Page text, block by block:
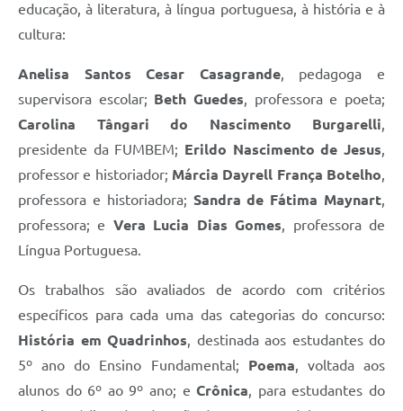
educação, à literatura, à língua portuguesa, à história e à
cultura:
Anelisa Santos Cesar Casagrande, pedagoga e
supervisora escolar; Beth Guedes, professora e poeta;
Carolina Tângari do Nascimento Burgarelli,
presidente da FUMBEM; Erildo Nascimento de Jesus,
professor e historiador; Márcia Dayrell França Botelho,
professora e historiadora; Sandra de Fátima Maynart,
professora; e Vera Lucia Dias Gomes, professora de
Língua Portuguesa.
Os trabalhos são avaliados de acordo com critérios
específicos para cada uma das categorias do concurso:
História em Quadrinhos, destinada aos estudantes do
5º ano do Ensino Fundamental; Poema, voltada aos
alunos do 6º ao 9º ano; eCrônica, para estudantes do